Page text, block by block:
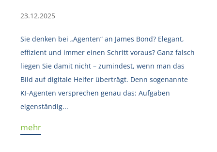
23.12.2025
Sie denken bei „Agenten“ an James Bond? Elegant,
effizient und immer einen Schritt voraus? Ganz falsch
liegen Sie damit nicht – zumindest, wenn man das
Bild auf digitale Helfer überträgt. Denn sogenannte
KI-Agenten versprechen genau das: Aufgaben
eigenständig...
mehr